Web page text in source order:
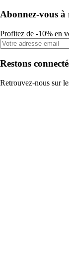
Abonnez-vous à
Profitez de -10% en
Restons
Retrouvez-nous sur